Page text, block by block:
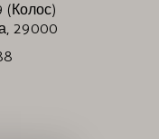
(Колос)
29000